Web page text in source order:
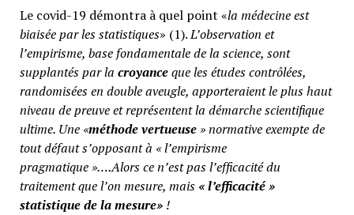
Le covid-19 démontra à quel point «la médecine est
biaisée par les statistiques» (1).L’observation et
l’empirisme, base fondamentale de la science, sont
supplantés par la croyanceque les études contrôlées,
randomisées en double aveugle, apporteraient le plus haut
niveau de preuve et représentent la démarche scientifique
ultime. Une «méthode vertueuse» normative exempte de
tout défaut s’opposant à « l’empirisme
pragmatique »….Alors ce n’est pas l’efficacité du
traitement que l’on mesure, mais «l’efficacité »
statistique de la mesure» !